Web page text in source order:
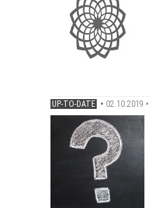
UP-TO-DATE • 02.10.2019 •